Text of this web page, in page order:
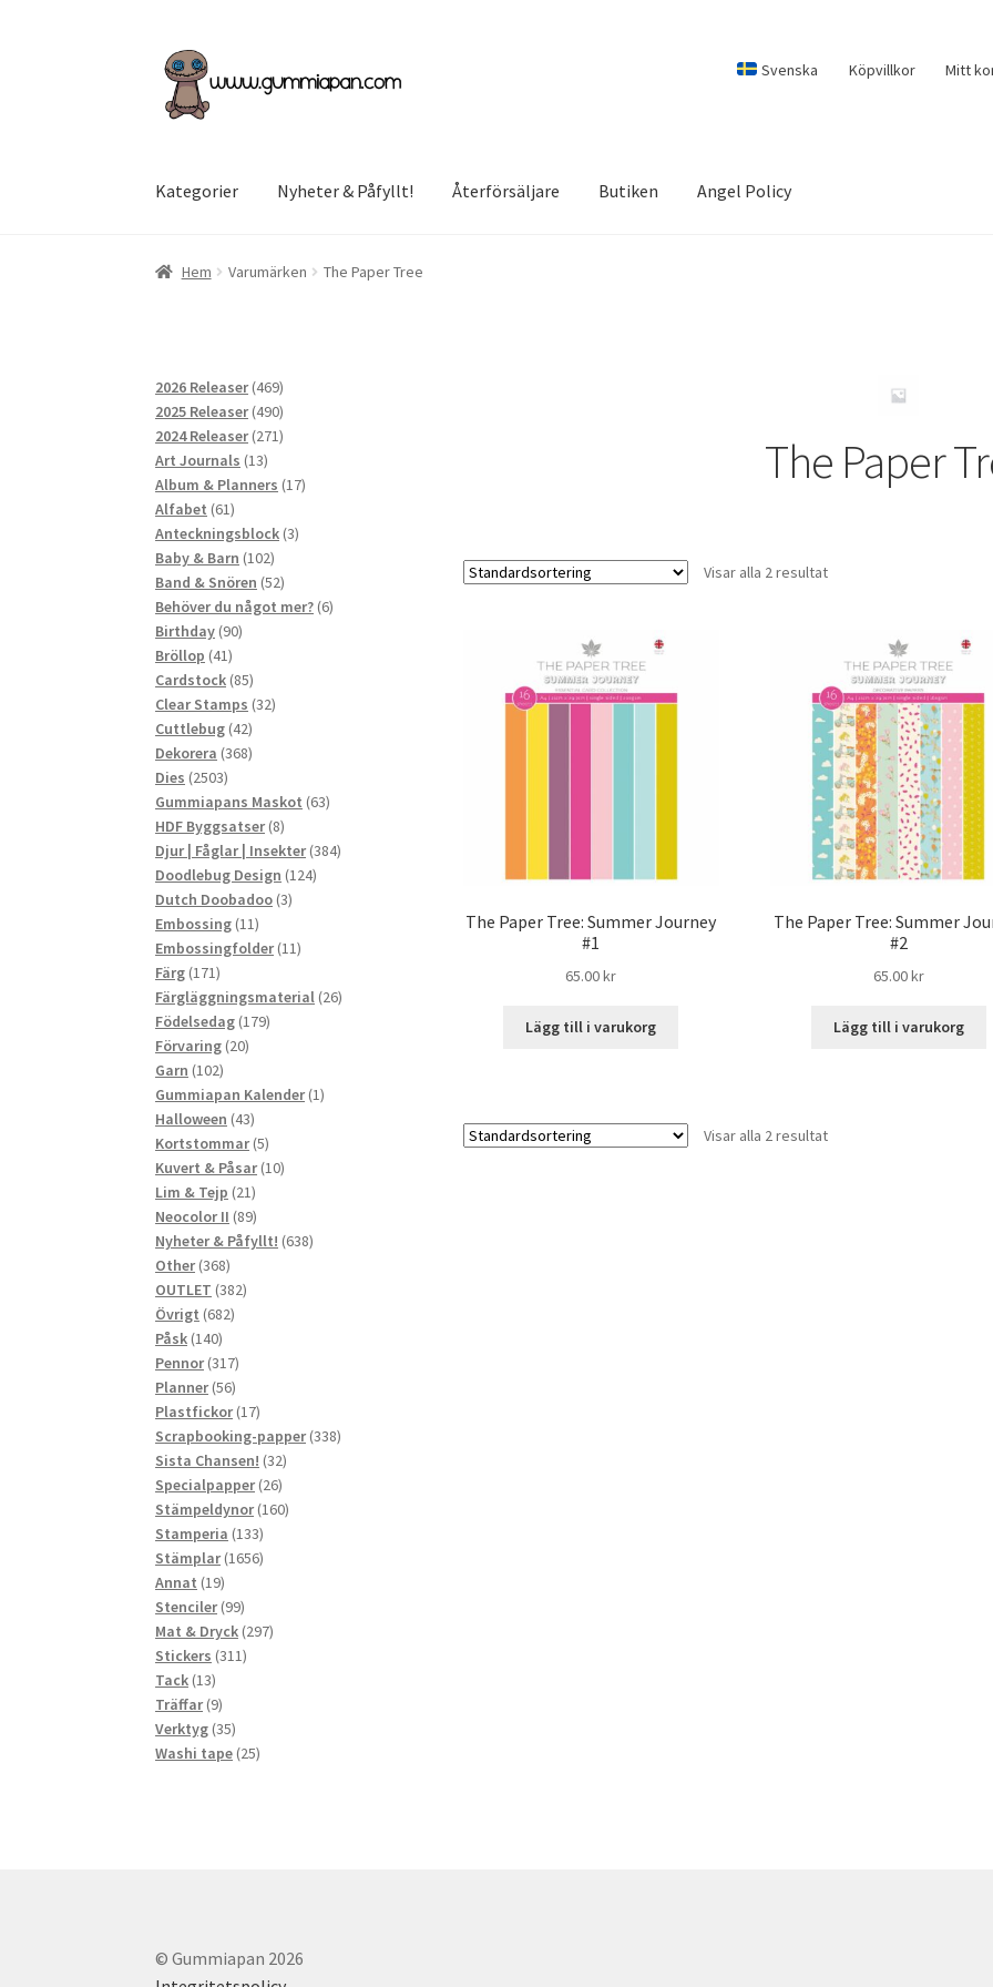
Hoppa
till
navigering
Hoppa
till
innehåll
Svenska Köpvillkor Mitt
Kategorier Nyheter & Påfyllt! Återförsäljare Butiken Angel Policy
Hem Varumärken The Paper Tree
The Paper
Visar alla 2 resultat
The Paper Tree: Summer Journey
#1
65.00kr
Lägg till i varukorg
The Paper Tree: Summer
#2
65.00kr
Lägg till i varukorg
Visar alla 2 resultat
2026 Releaser 469469
produkter
2025 Releaser 490490
produkter
2024 Releaser 271271
Art Journals 1313
produkter
Album & Planners 1717
Alfabet 6161
produkter
Anteckningsblock 33
Baby & Barn 102102
produkter
Band & Snören 5252
produkter
Behöver du något mer? 66
Birthday 9090
Bröllop 4141
produkter
Cardstock 8585
produkter
Clear Stamps 3232
Cuttlebug 4242
produkter
Dekorera 368368
Dies 25032503
produkter
Gummiapans Maskot 6363
HDF Byggsatser 88
produkter
Djur | Fåglar | Insekter 384384
Doodlebug Design 124124
Dutch Doobadoo 33
Embossing 1111
produkter
Embossingfolder 1111
Färg 171171
produkter
Färgläggningsmaterial 2626
Födelsedag 179179
Förvaring 2020
Garn 102102
produkter
Gummiapan Kalender 11
Halloween 4343
produkter
Kortstommar 55
produkter
Kuvert & Påsar 1010
Lim & Tejp 2121
produkter
Neocolor II 8989
produkter
Nyheter & Påfyllt! 638638
Other 368368
produkter
OUTLET 382382
Övrigt 682682
Påsk 140140
produkter
Pennor 317317
produkter
Planner 5656
produkter
Plastfickor 1717
produkter
Scrapbooking-papper 338338
Sista Chansen! 3232
Specialpapper 2626
produkter
Stämpeldynor 160160
Stamperia 133133
produkter
Stämplar 16561656
Annat 1919
produkter
Stenciler 9999
produkter
Mat & Dryck 297297
Stickers 311311
Tack 1313
produkter
Träffar 99
produkter
Verktyg 3535
produkter
Washi tape 2525
© Gummiapan 2026